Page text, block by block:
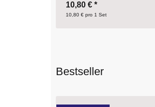
18,90 € *
18,90 € pro 1 Set
Bestseller